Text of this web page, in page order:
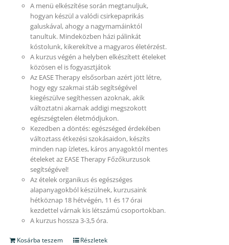
A menü elkészítése során megtanuljuk,
hogyan készül a valódi csirkepaprikás
galuskával, ahogy a nagymamáinktól
tanultuk. Mindeközben házi pálinkát
kóstolunk, kikerekítve a magyaros életérzést.
A kurzus végén a helyben elkészített ételeket
közösen el is fogyasztjátok
Az EASE Therapy elsősorban azért jött létre,
hogy egy szakmai stáb segítségével
kiegészülve segíthessen azoknak, akik
változtatni akarnak addigi megszokott
egészségtelen életmódjukon.
Kezedben a döntés: egészséged érdekében
változtass étkezési szokásaidon, készíts
minden nap ízletes, káros anyagoktól mentes
ételeket az EASE Therapy Főzőkurzusok
segítségével!
Az ételek organikus és egészséges
alapanyagokból készülnek, kurzusaink
hétköznap 18 hétvégén, 11 és 17 órai
kezdettel várnak kis létszámú csoportokban.
A kurzus hossza 3-3,5 óra.
Kosárba teszem Részletek